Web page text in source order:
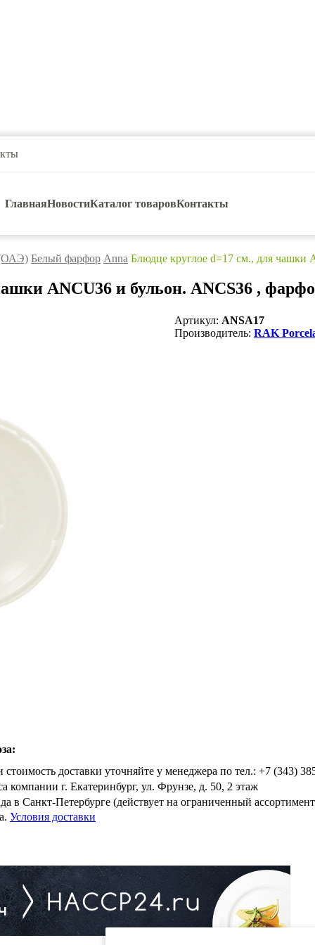
ГлавнаяНовостиКаталог товаровКонтакты
Белый фарфор Anna Блюдце круглое d=17 см., для
ANCU36 и бульон. ANCS36 ,
Артикул: ANSA17
Производитель: RAK
стоимость доставки уточняйте у менеджера по тел.: +7 (343)
компании г. Екатеринбург, ул. Фрунзе, д. 50, 2 этаж
в Санкт-Петербурге (действует на ограниченный
Условия доставки